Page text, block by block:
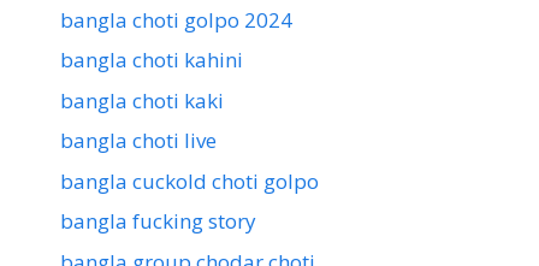
bangla choti golpo 2024
bangla choti kahini
bangla choti kaki
bangla choti live
bangla cuckold choti golpo
bangla fucking story